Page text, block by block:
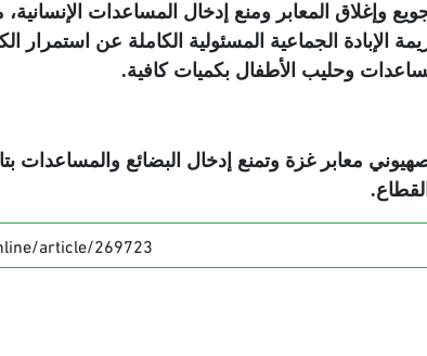
وإغلاق المعابر ومنع إدخال المساعدات الإنسانية،
الجماعية المسئولية الكاملة عن استمرار
وحليب الأطفال بكميات كافية.
الصهيوني معابر غزة وتمنع إدخال البضائع والمساعدات
.
article/269723